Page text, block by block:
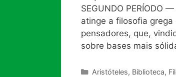
SEGUNDO PERÍODO
atinge a filosofia
pensadores, que,
sobre bases mais
Categorias
Aristóteles, Biblioteca,